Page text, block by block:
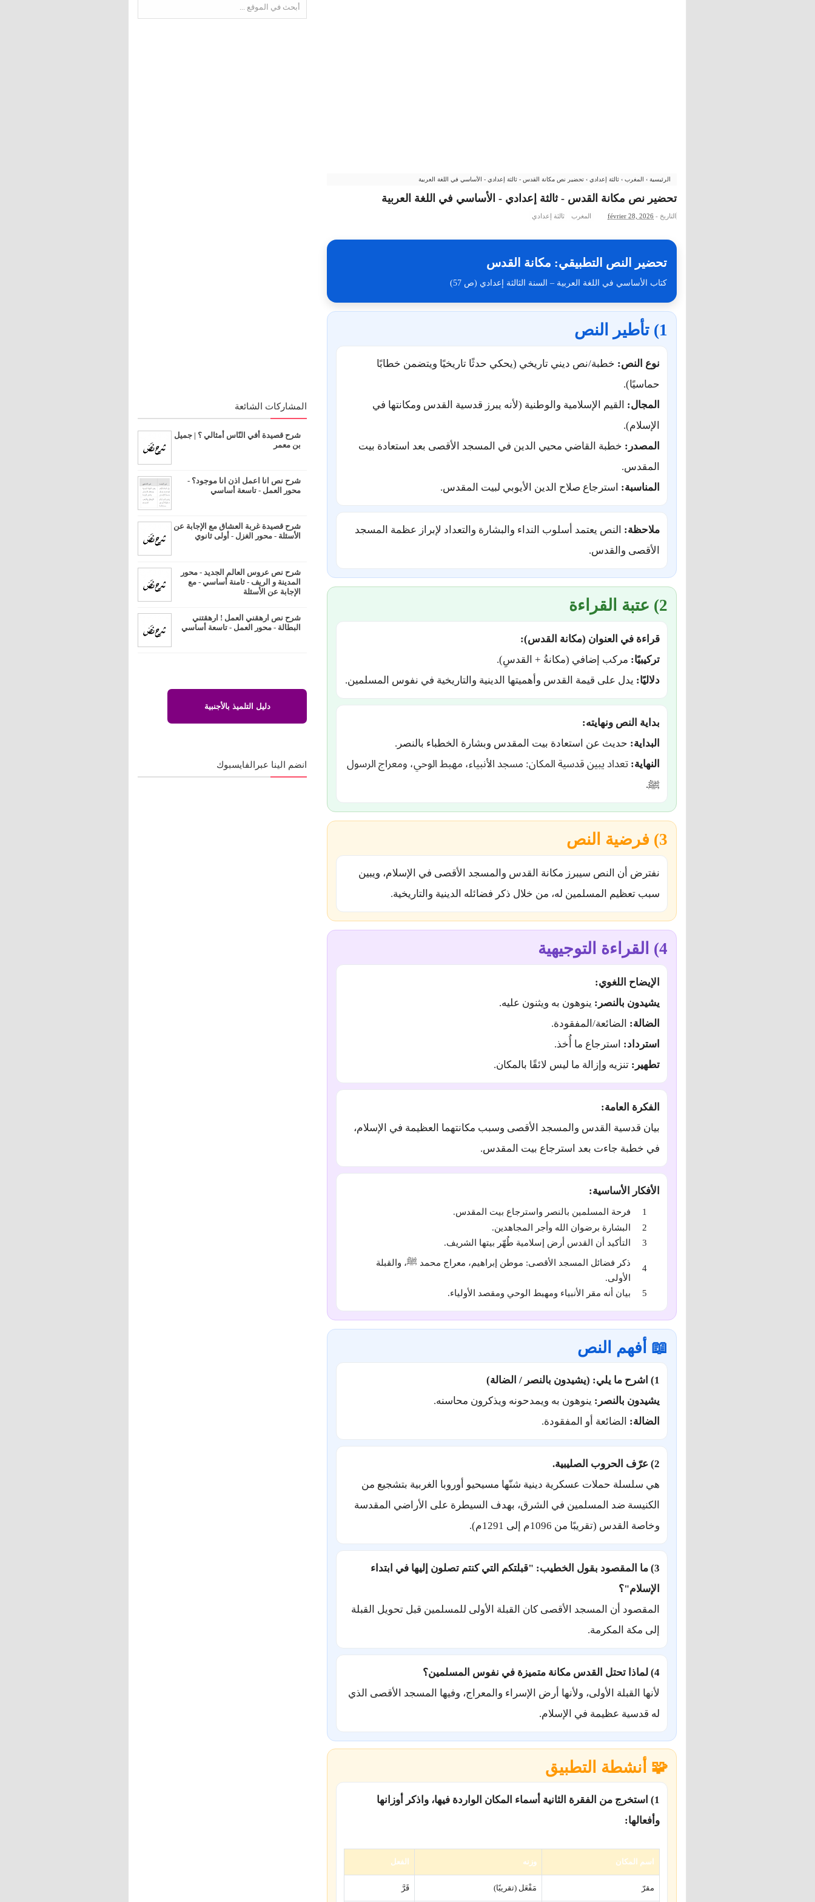
الرئيسية › المغرب › ثالثة إعدادي › تحضير نص مكانة القدس - ثالثة إعدادي - الأساسي في اللغة العربية
تحضير نص مكانة القدس - ثالثة إعدادي - الأساسي في اللغة العربية
التاريخ - février 28, 2026 المغرب ثالثة إعدادي
تحضير النص التطبيقي: مكانة القدس
كتاب الأساسي في اللغة العربية – السنة الثالثة إعدادي (ص 57)
1) تأطير النص
نوع النص: خطبة/نص ديني تاريخي (يحكي حدثًا تاريخيًا ويتضمن خطابًا
حماسيًا).
المجال: القيم الإسلامية والوطنية (لأنه يبرز قدسية القدس ومكانتها في
الإسلام).
المصدر: خطبة القاضي محيي الدين في المسجد الأقصى بعد استعادة بيت
المقدس.
المناسبة: استرجاع صلاح الدين الأيوبي لبيت المقدس.
ملاحظة: النص يعتمد أسلوب النداء والبشارة والتعداد لإبراز عظمة المسجد
الأقصى والقدس.
2) عتبة القراءة
قراءة في العنوان (مكانة القدس):
تركيبيًا: مركب إضافي (مكانةُ + القدسِ).
دلاليًا: يدل على قيمة القدس وأهميتها الدينية والتاريخية في نفوس المسلمين.
بداية النص ونهايته:
البداية: حديث عن استعادة بيت المقدس وبشارة الخطباء بالنصر.
النهاية: تعداد يبين قدسية المكان: مسجد الأنبياء، مهبط الوحي، ومعراج الرسول
ﷺ.
3) فرضية النص
نفترض أن النص سيبرز مكانة القدس والمسجد الأقصى في الإسلام، ويبين
سبب تعظيم المسلمين له، من خلال ذكر فضائله الدينية والتاريخية.
4) القراءة التوجيهية
الإيضاح اللغوي:
يشيدون بالنصر: ينوهون به ويثنون عليه.
الضالة: الضائعة/المفقودة.
استرداد: استرجاع ما أُخذ.
تطهير: تنزيه وإزالة ما ليس لائقًا بالمكان.
الفكرة العامة:
بيان قدسية القدس والمسجد الأقصى وسبب مكانتهما العظيمة في الإسلام،
في خطبة جاءت بعد استرجاع بيت المقدس.
الأفكار الأساسية:
فرحة المسلمين بالنصر واسترجاع بيت المقدس.
البشارة برضوان الله وأجر المجاهدين.
التأكيد أن القدس أرض إسلامية طُهّر بيتها الشريف.
ذكر فضائل المسجد الأقصى: موطن إبراهيم، معراج محمد ﷺ، والقبلة
الأولى.
بيان أنه مقر الأنبياء ومهبط الوحي ومقصد الأولياء.
📖 أفهم النص
1) اشرح ما يلي: (يشيدون بالنصر / الضالة)
يشيدون بالنصر: ينوهون به ويمدحونه ويذكرون محاسنه.
الضالة: الضائعة أو المفقودة.
2) عرّف الحروب الصليبية.
هي سلسلة حملات عسكرية دينية شنّها مسيحيو أوروبا الغربية بتشجيع من
الكنيسة ضد المسلمين في الشرق، بهدف السيطرة على الأراضي المقدسة
وخاصة القدس (تقريبًا من 1096م إلى 1291م).
3) ما المقصود بقول الخطيب: "قبلتكم التي كنتم تصلون إليها في ابتداء
الإسلام"؟
المقصود أن المسجد الأقصى كان القبلة الأولى للمسلمين قبل تحويل القبلة
إلى مكة المكرمة.
4) لماذا تحتل القدس مكانة متميزة في نفوس المسلمين؟
لأنها القبلة الأولى، ولأنها أرض الإسراء والمعراج، وفيها المسجد الأقصى الذي
له قدسية عظيمة في الإسلام.
🧩 أنشطة التطبيق
1) استخرج من الفقرة الثانية أسماء المكان الواردة فيها، واذكر أوزانها
وأفعالها:
اسم المكان وزنه الفعل
مقرّ مَفْعَل (تقريبًا) قَرَّ
المشاركات الشائعة
شرح قصيدة أفي النّاس أمثالي ؟ | جميل
بن معمر
شرح نص انا اعمل اذن انا موجود؟ -
محور العمل - تاسعة أساسي
شرح قصيدة غربة العشاق مع الإجابة عن
الأسئلة - محور الغزل - أولى ثانوي
شرح نص عروس العالم الجديد - محور
المدينة و الريف - ثامنة أساسي - مع
الإجابة عن الأسئلة
شرح نص ارهقني العمل ! ارهقتني
البطالة - محور العمل - تاسعة أساسي
دليل التلميذ بالأجنبية
انضم الينا عبرالفايسبوك